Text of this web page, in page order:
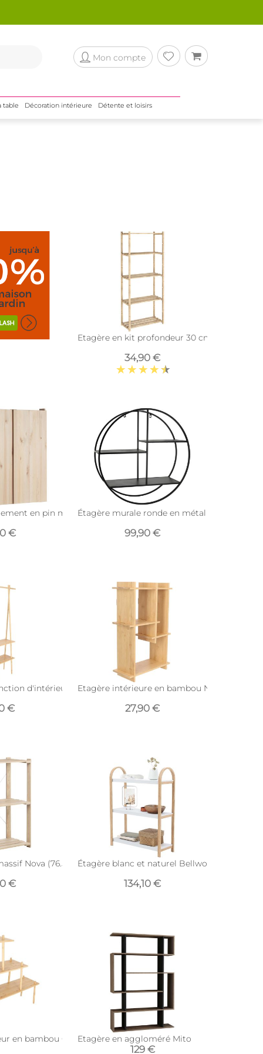
Mon compte
table Décoration intérieure Détente et loisirs
Etagère en kit profondeur 30 cm Natura (5
34,90 €
en pin massif Nova (76.5 x 40.5 x 79.5 cm)
€
Étagère murale ronde en métal laqué noir
99,90 €
d'intérieur en bambou (Taille L)
€
Etagère intérieure en bambou Nature
27,90 €
Nova (76.5 x 38.5 x 110 cm)
€
Étagère blanc et naturel Bellwood (3
134,10 €
en bambou Cheers (Taille L)Etagère en aggloméré Mito
129 €